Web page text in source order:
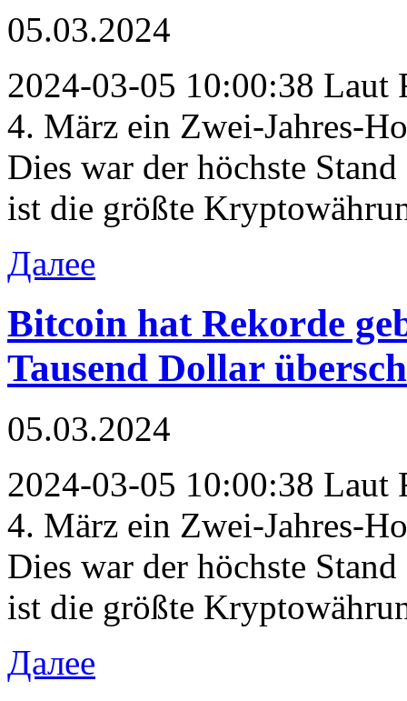
05.03.2024
2024-03-05 10:00:38 Laut
4. März ein Zwei-Jahres-
Dies war der höchste
ist die größte
Далее
Bitcoin hat Rekorde
Tausend Dollar
05.03.2024
2024-03-05 10:00:38 Laut
4. März ein Zwei-Jahres-
Dies war der höchste
ist die größte
Далее